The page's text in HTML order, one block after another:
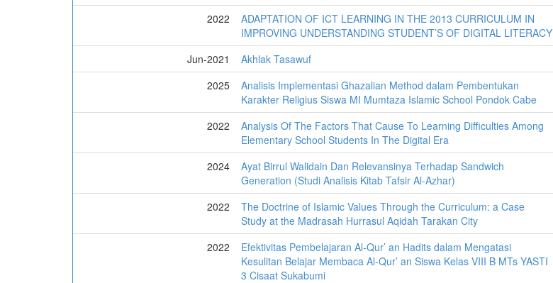
2022
ADAPTATION OF ICT LEARNING IN THE 2013 CURRICULUM IN
IMPROVING UNDERSTANDING STUDENT’S OF DIGITAL LITERACY
Jun-2021 Akhlak Tasawuf
2025
Analisis Implementasi Ghazalian Method dalam Pembentukan
Karakter Religius Siswa MI Mumtaza Islamic School Pondok Cabe
2022
Analysis Of The Factors That Cause To Learning Difficulties Among
Elementary School Students In The Digital Era
2024
Ayat Birrul Walidain Dan Relevansinya Terhadap Sandwich
Generation (Studi Analisis Kitab Tafsir Al-Azhar)
2022
The Doctrine of Islamic Values Through the Curriculum: a Case
Study at the Madrasah Hurrasul Aqidah Tarakan City
2022
Efektivitas Pembelajaran Al-Qur’ an Hadits dalam Mengatasi
Kesulitan Belajar Membaca Al-Qur’ an Siswa Kelas VIII B MTs YASTI
3 Cisaat Sukabumi